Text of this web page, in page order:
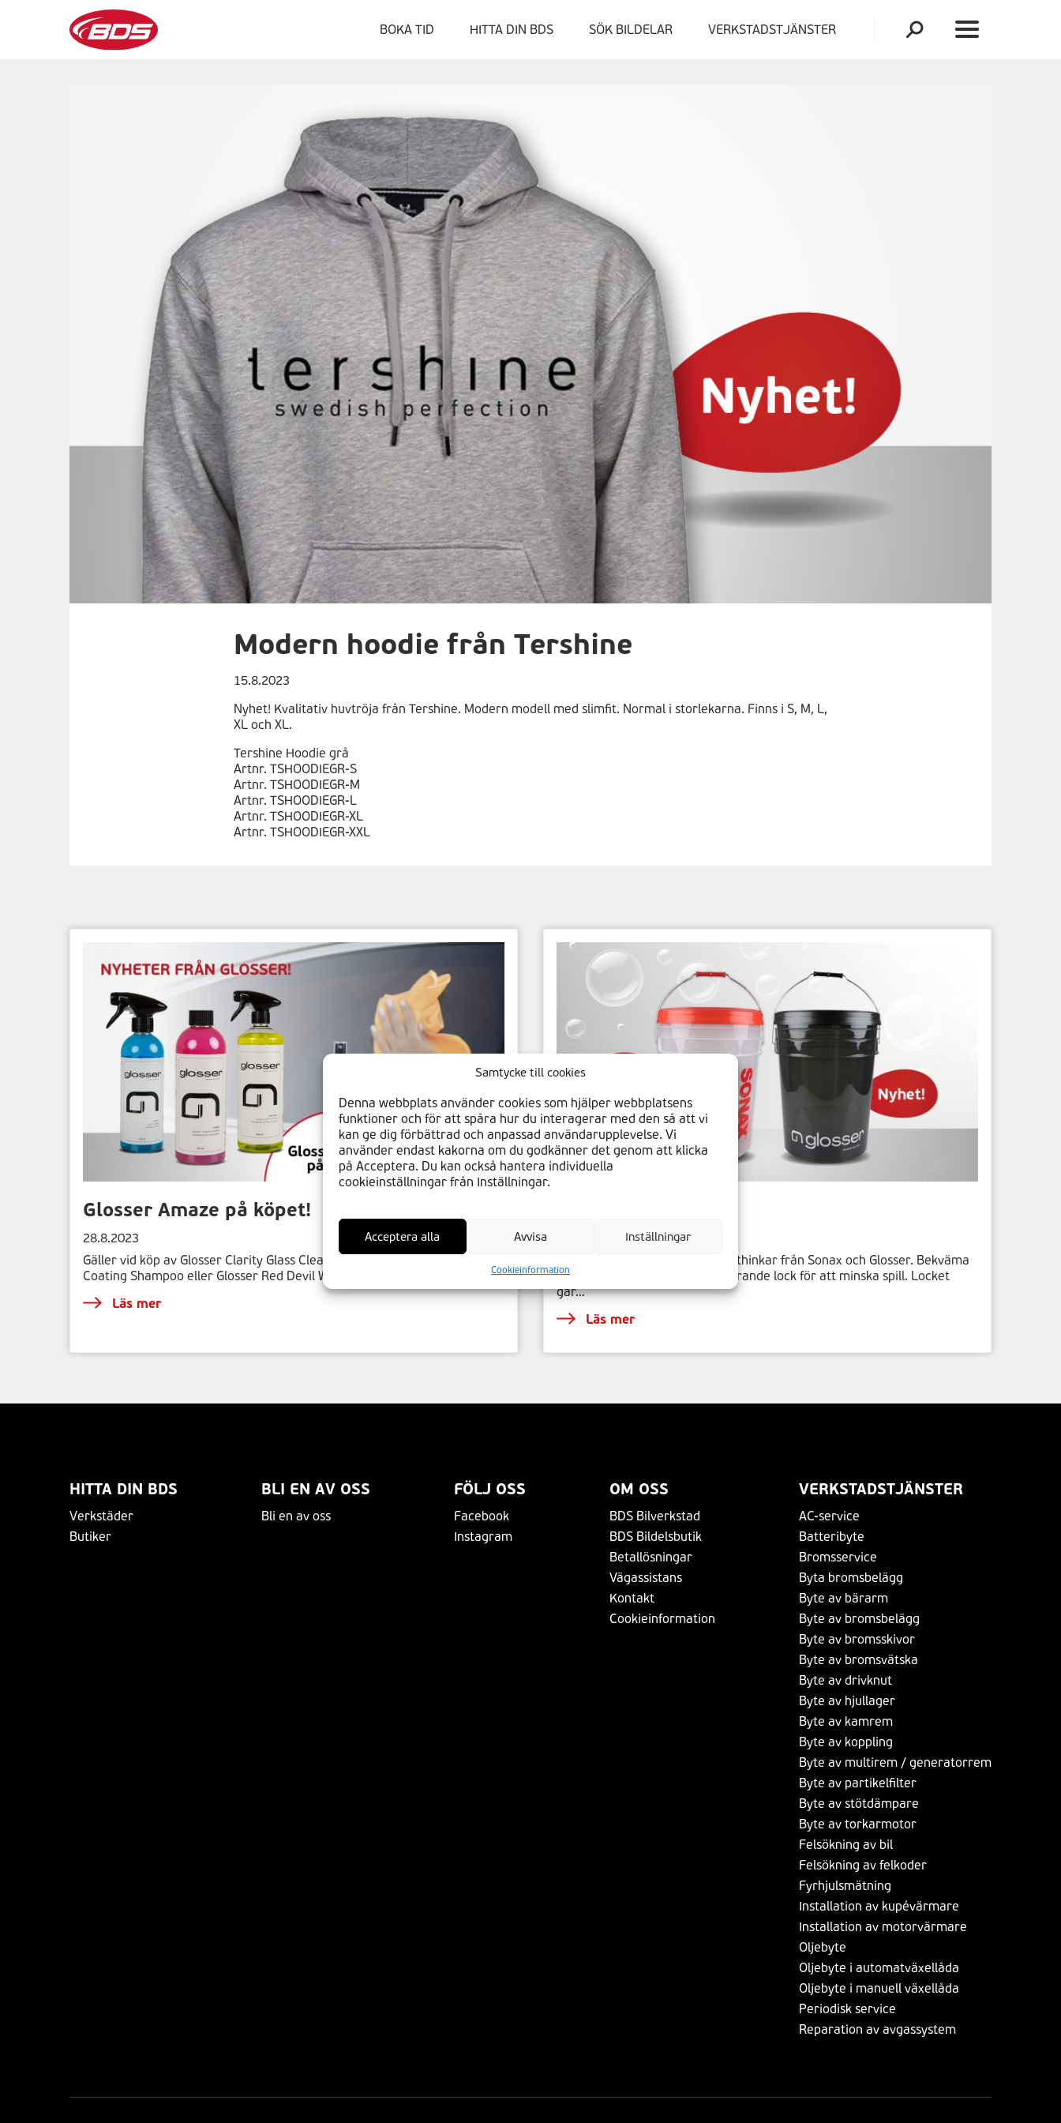
Samtycke till cookies
Denna webbplats använder cookies som hjälper webbplatsens
funktioner och för att spåra hur du interagerar med den så att vi
kan ge dig förbättrad och anpassad användarupplevelse. Vi
använder endast kakorna om du godkänner det genom att klicka
på Acceptera. Du kan också hantera individuella
cookieinställningar från Inställningar.
Acceptera alla Avvisa Inställningar
Cookieinformation
BOKA TID HITTA DIN BDS SÖK BILDELAR VERKSTADSTJÄNSTER
Modern hoodie från Tershine
15.8.2023
Nyhet! Kvalitativ huvtröja från Tershine. Modern modell med slimfit. Normal i storlekarna. Finns i S, M, L,
XL och XL.
Tershine Hoodie grå
Artnr. TSHOODIEGR-S
Artnr. TSHOODIEGR-M
Artnr. TSHOODIEGR-L
Artnr. TSHOODIEGR-XL
Artnr. TSHOODIEGR-XXL
Glosser Amaze på köpet!
28.8.2023
Gäller vid köp av Glosser Clarity Glass Cleaner, Glosser Sparkle Ceramic
Coating Shampoo eller Glosser Red Devil Wheel & Iron…
Läs mer
Robusta och högkvalitativa tvätthinkar från Sonax och Glosser. Bekväma
handtag samt tättslutande roterande lock för att minska spill. Locket
går…
Läs mer
HITTA DIN BDS
Verkstäder
Butiker
BLI EN AV OSS
Bli en av oss
FÖLJ OSS
Facebook
Instagram
OM OSS
BDS Bilverkstad
BDS Bildelsbutik
Betallösningar
Vägassistans
Kontakt
Cookieinformation
VERKSTADSTJÄNSTER
AC-service
Batteribyte
Bromsservice
Byta bromsbelägg
Byte av bärarm
Byte av bromsbelägg
Byte av bromsskivor
Byte av bromsvätska
Byte av drivknut
Byte av hjullager
Byte av kamrem
Byte av koppling
Byte av multirem / generatorrem
Byte av partikelfilter
Byte av stötdämpare
Byte av torkarmotor
Felsökning av bil
Felsökning av felkoder
Fyrhjulsmätning
Installation av kupévärmare
Installation av motorvärmare
Oljebyte
Oljebyte i automatväxellåda
Oljebyte i manuell växellåda
Periodisk service
Reparation av avgassystem